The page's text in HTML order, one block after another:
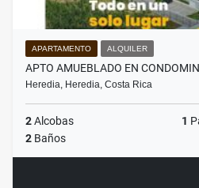
APARTAMENTO ALQUILER
APTO AMUEBLADO EN
Heredia, Heredia, Costa Rica
2Alcobas 1
2 Baños